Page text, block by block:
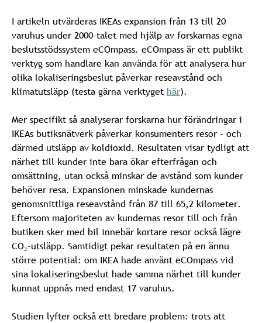
I artikeln utvärderas IKEAs expansion från 13 till 20
varuhus under 2000-talet med hjälp av forskarnas egna
beslutsstödssystem eCOmpass. eCOmpass är ett publikt
verktyg som handlare kan använda för att analysera hur
olika lokaliseringsbeslut påverkar reseavstånd och
klimatutsläpp (testa gärna verktyget här).
Mer specifikt så analyserar forskarna hur förändringar i
IKEAs butiksnätverk påverkar konsumenters resor – och
därmed utsläpp av koldioxid. Resultaten visar tydligt att
närhet till kunder inte bara ökar efterfrågan och
omsättning, utan också minskar de avstånd som kunder
behöver resa. Expansionen minskade kundernas
genomsnittliga reseavstånd från 87 till 65,2 kilometer.
Eftersom majoriteten av kundernas resor till och från
butiken sker med bil innebär kortare resor också lägre
CO₂-utsläpp. Samtidigt pekar resultaten på en ännu
större potential: om IKEA hade använt eCOmpass vid
sina lokaliseringsbeslut hade samma närhet till kunder
kunnat uppnås med endast 17 varuhus.
Studien lyfter också ett bredare problem: trots att